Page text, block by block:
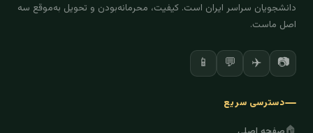
دانشجویان سراسر ایران است. کیفیت، محرمانه‌بودن و تحویل به‌موقع سه
اصل ماست.
📷
✈️
💬
📱
دسترسی سریع